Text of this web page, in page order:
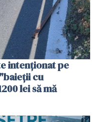
intenționat pe
cu
lei să mă